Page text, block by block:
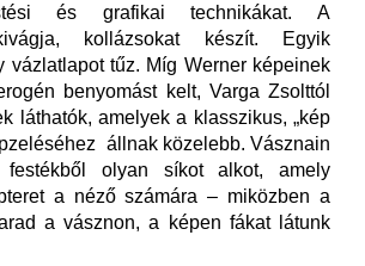
és grafikai technikákat. A
kollázsokat készít. Egyik
vázlatlapot tűz. Míg Werner képeinek
benyomást kelt, Varga Zsolttól
láthatók, amelyek a klasszikus, „kép
állnak közelebb. Vásznain
olyan síkot alkot, amely
a néző számára – miközben a
a vásznon, a képen fákat látunk